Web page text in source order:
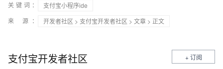
关键词：
支付宝小程序ide
来 源：
开发者社区 > 支付宝开发者社区 > 文章 > 正文
支付宝开发者社区 + 订阅